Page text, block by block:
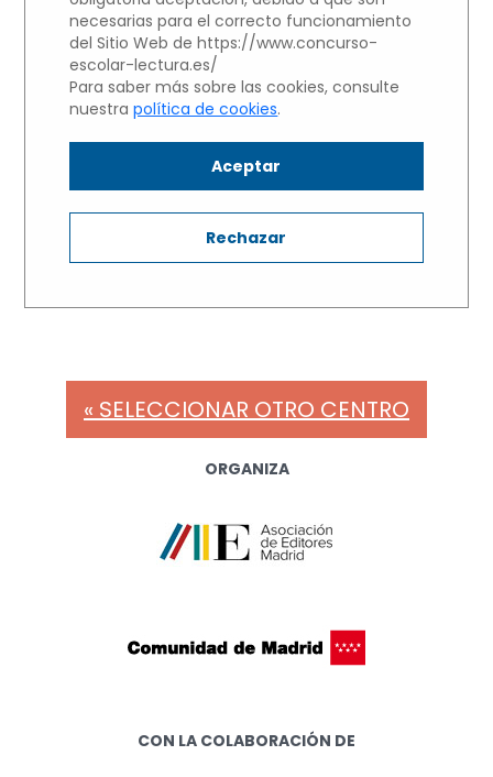
alumno para escuchar su
Microrrelato.
Mónica Reyero Fuentes
Víctor García Alonso
« SELECCIONAR OTRO CENTRO
ORGANIZA
CON LA COLABORACIÓN DE
necesarias para el correcto funcionamiento
del Sitio Web de https://www.concurso-
escolar-lectura.es/
Para saber más sobre las cookies, consulte
nuestrapolítica de cookies.
Aceptar
Rechazar